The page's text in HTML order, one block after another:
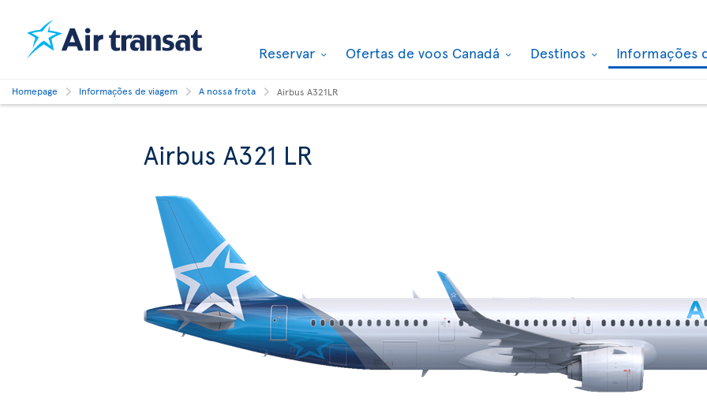
Reservar Ofertas de voos Canadá Destinos Informações
Homepage Informações de viagem A nossa frota Airbus A321LR
Airbus A321 LR